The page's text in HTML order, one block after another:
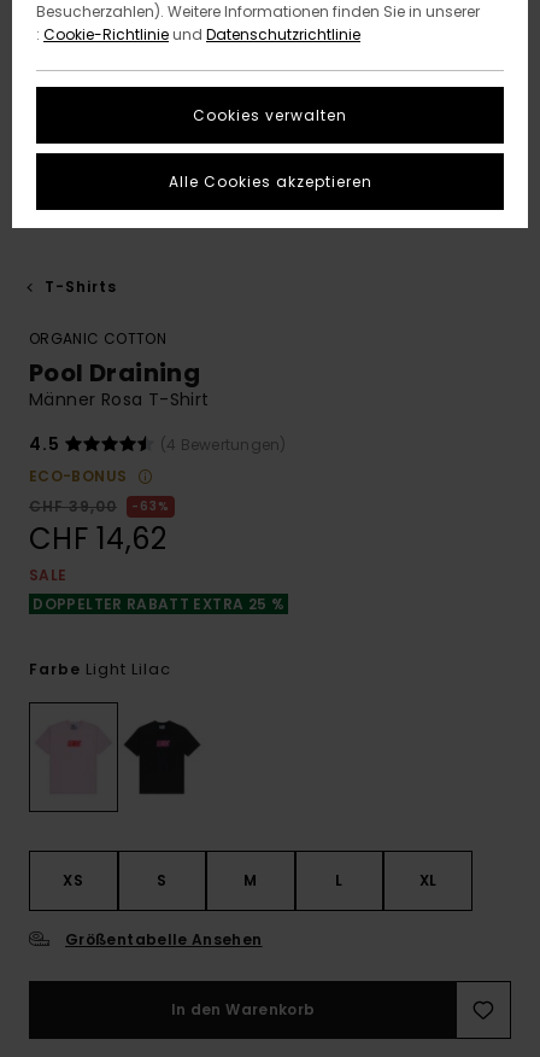
T-Shirts
ORGANIC COTTON
Pool Draining
Männer Rosa T-Shirt
4.5
(4 Bewertungen)
ECO-BONUS
CHF 39,00
63%
CHF 14,62
SALE
DOPPELTER RABATT EXTRA 25 %
Farbe Light Lilac
XS S M L XL
Größentabelle Ansehen
In den Warenkorb
Besucherzahlen). Weitere Informationen finden Sie in unserer
: Cookie-Richtlinieund Datenschutzrichtlinie
Cookies verwalten
Alle Cookies akzeptieren